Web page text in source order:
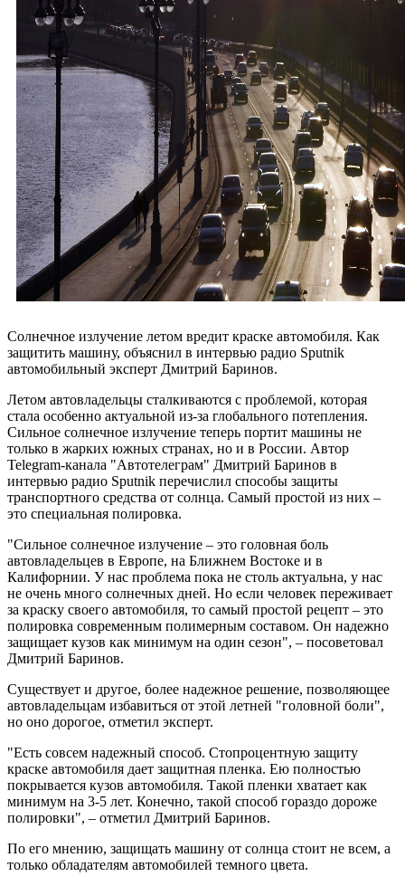
Солнечное излучение летом вредит краске автомобиля. Как
защитить машину, объяснил в интервью радио Sputnik
автомобильный эксперт Дмитрий Баринов.
Летом автовладельцы сталкиваются с проблемой, которая
стала особенно актуальной из-за глобального потепления.
Сильное солнечное излучение теперь портит машины не
только в жарких южных странах, но и в России. Автор
Telegram-канала "Автотелеграм" Дмитрий Баринов в
интервью радио Sputnik перечислил способы защиты
транспортного средства от солнца. Самый простой из них –
это специальная полировка.
"Сильное солнечное излучение – это головная боль
автовладельцев в Европе, на Ближнем Востоке и в
Калифорнии. У нас проблема пока не столь актуальна, у нас
не очень много солнечных дней. Но если человек переживает
за краску своего автомобиля, то самый простой рецепт – это
полировка современным полимерным составом. Он надежно
защищает кузов как минимум на один сезон", – посоветовал
Дмитрий Баринов.
Существует и другое, более надежное решение, позволяющее
автовладельцам избавиться от этой летней "головной боли",
но оно дорогое, отметил эксперт.
"Есть совсем надежный способ. Стопроцентную защиту
краске автомобиля дает защитная пленка. Ею полностью
покрывается кузов автомобиля. Такой пленки хватает как
минимум на 3-5 лет. Конечно, такой способ гораздо дороже
полировки", – отметил Дмитрий Баринов.
По его мнению, защищать машину от солнца стоит не всем, а
только обладателям автомобилей темного цвета.